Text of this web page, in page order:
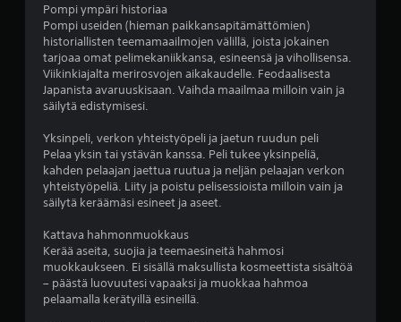
d
e
t
ä
2
Pompi ympäri historiaa
Pompi useiden (hieman paikkansapitämättömien)
historiallisten teemamaailmojen välillä, joista jokainen
tarjoaa omat pelimekaniikkansa, esineensä ja vihollisensa.
Viikinkiajalta merirosvojen aikakaudelle. Feodaalisesta
Japanista avaruuskisaan. Vaihda maailmaa milloin vain ja
säilytä edistymisesi.
Yksinpeli, verkon yhteistyöpeli ja jaetun ruudun peli
Pelaa yksin tai ystävän kanssa. Peli tukee yksinpeliä,
kahden pelaajan jaettua ruutua ja neljän pelaajan verkon
yhteistyöpeliä. Liity ja poistu pelisessioista milloin vain ja
säilytä keräämäsi esineet ja aseet.
Kattava hahmonmuokkaus
Kerää aseita, suojia ja teemaesineitä hahmosi
muokkaukseen. Ei sisällä maksullista kosmeettista sisältöä
– päästä luovuutesi vapaaksi ja muokkaa hahmoa
pelaamalla kerätyillä esineillä.